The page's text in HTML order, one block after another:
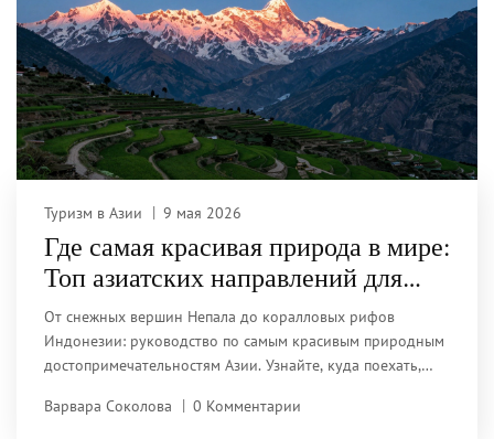
Туризм в Азии 9 мая 2026
Где самая красивая природа в мире:
Топ азиатских направлений для
путешествий
От снежных вершин Непала до коралловых рифов
Индонезии: руководство по самым красивым природным
достопримечательностям Азии. Узнайте, куда поехать,
Варвара Соколова
0 Комментарии